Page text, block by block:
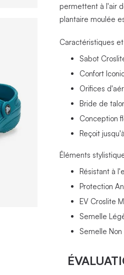
permettent à l'air
plantaire moulée
Caractéristiques
Sabot
Confort
Orifices
Bride de
Conception
Reçoit
Éléments
Résistant à
Protection
EV Croslite
Semelle
Semelle